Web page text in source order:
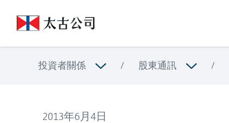
投資者關係 / 股東通訊 /
2013年6月4日